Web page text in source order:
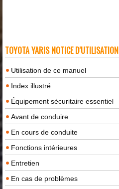
TOYOTA YARIS NOTICE D'UTILISATION
Utilisation de ce manuel
Index illustré
Équipement sécuritaire essentiel
Avant de conduire
En cours de conduite
Fonctions intérieures
Entretien
En cas de problèmes